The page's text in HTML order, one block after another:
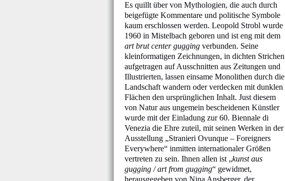
Es quillt über von Mythologien, die auch durch
beigefügte Kommentare und politische Symbole
kaum erschlossen werden. Leopold Strobl wurde
1960 in Mistelbach geboren und ist eng mit dem
art brut center gugging verbunden. Seine
kleinformatigen Zeichnungen, in dichten Strichen
aufgetragen auf Ausschnitten aus Zeitungen und
Illustrierten, lassen einsame Monolithen durch die
Landschaft wandern oder verdecken mit dunklen
Flächen den ursprünglichen Inhalt. Just diesem
von Natur aus ungemein bescheidenen Künstler
wurde mit der Einladung zur 60. Biennale di
Venezia die Ehre zuteil, mit seinen Werken in der
Ausstellung „Stranieri Ovunque – Foreigners
Everywhere“ inmitten internationaler Größen
vertreten zu sein. Ihnen allen ist „kunst aus
gugging / art from gugging“ gewidmet,
herausgegeben von Nina Ansberger, der